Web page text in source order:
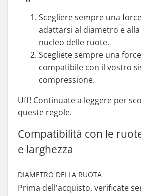
Scegliere sempre una
adattarsi al diametro e
nucleo delle ruote.
Scegliete sempre una
compatibile con il vostro
compressione.
Uff! Continuate a leggere per
queste regole.
Compatibilità con le
e larghezza
DIAMETRO DELLA RUOTA
Prima dell'acquisto, verificate